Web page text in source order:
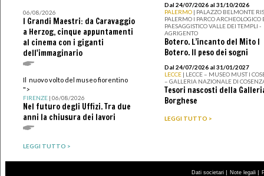
06/08/2026
I Grandi Maestri: da Caravaggio
a Herzog, cinque appuntamenti
al cinema con i giganti
dell'immaginario
Il nuovo volto del museo fiorentino
">
FIRENZE| 06/08/2026
Nel futuro degli Uffizi. Tra due
anni la chiusura dei lavori
LEGGI TUTTO >
Dal 24/07/2026 al 31/10/2026
PALERMO | PALAZZO BELMONTE
PALERMO I PARCO ARCHEOLOGICO
PAESAGGISTICO VALLE DEI TEMPLI -
AGRIGENTO
Botero. L’incanto del Mito I
Botero. Il peso dei sogni
Dal 24/07/2026 al 31/01/2027
LECCE | LECCE – MUSEO MUST I
– GALLERIA NAZIONALE DI
Tesori nascosti della
Borghese
LEGGI TUTTO >
Dati societari | Note legali |